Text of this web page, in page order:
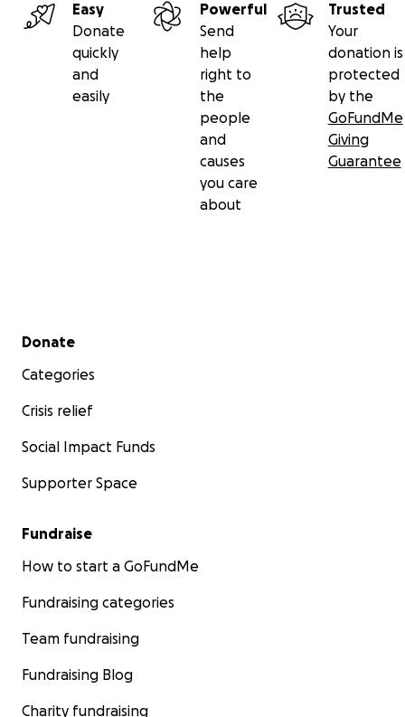
Easy
Donate
quickly
and
easily
Powerful
Send
help
right to
the
people
and
causes
you care
about
Trusted
Your
donation is
protected
by the
GoFundMe
Giving
Guarantee
Secondary menu
Donate
Categories
Crisis relief
Social Impact Funds
Supporter Space
Fundraise
How to start a GoFundMe
Fundraising categories
Team fundraising
Fundraising Blog
Charity fundraising